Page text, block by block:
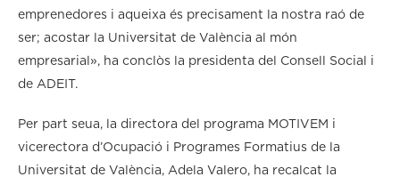
emprenedores i aqueixa és precisament la nostra raó de
ser; acostar la Universitat de València al món
empresarial», ha conclòs la presidenta del Consell Social i
de ADEIT.
Per part seua, la directora del programa MOTIVEM i
vicerectora d’Ocupació i Programes Formatius de la
Universitat de València, Adela Valero, ha recalcat la